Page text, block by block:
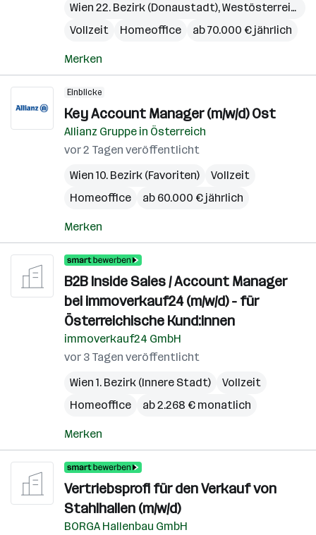
Wien 22. Bezirk (Donaustadt),Westösterreich
Vollzeit
Homeoffice ab 70.000 € jährlich
Merken
Einblicke
Key Account Manager (m/w/d) Ost
Allianz Gruppe in Österreich
vor 2 Tagen veröffentlicht
Wien 10. Bezirk (Favoriten)
Vollzeit
Homeoffice
ab 60.000 € jährlich
Merken
B2B Inside Sales / Account Manager
bei immoverkauf24 (m/w/d) - für
Österreichische Kund:innen
immoverkauf24 GmbH
vor 3 Tagen veröffentlicht
Wien 1. Bezirk (Innere Stadt)
Vollzeit
Homeoffice
ab 2.268 € monatlich
Merken
Vertriebsprofi für den Verkauf von
Stahlhallen (m/w/d)
BORGA Hallenbau GmbH